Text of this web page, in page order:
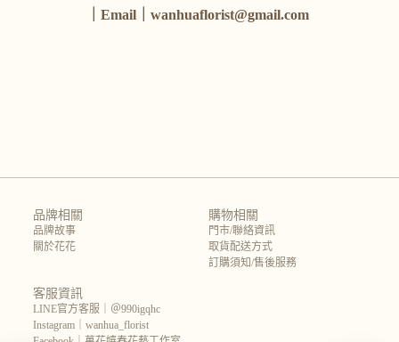
｜Email｜wanhuaflorist@gmail.com
品牌相關
品牌故事
關於花花
購物相關
門市/聯絡資訊
取貨配送方式
訂購須知/售後服務
客服資訊
LINE官方客服｜＠990igqhc
Instagram｜wanhua_florist